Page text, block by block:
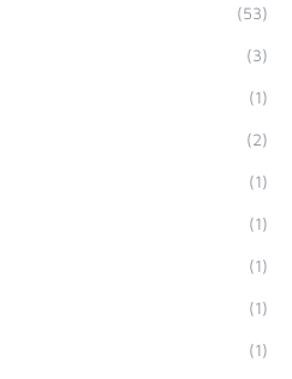
(53)
(3)
(1)
(2)
(1)
(1)
(1)
(1)
(1)